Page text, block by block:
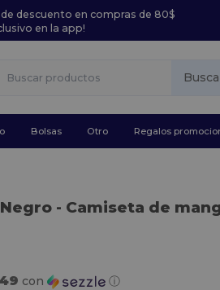
descuento en compras de 80$
en la app!
Bolsas Otro Regalos
- Camiseta de
con ⓘ